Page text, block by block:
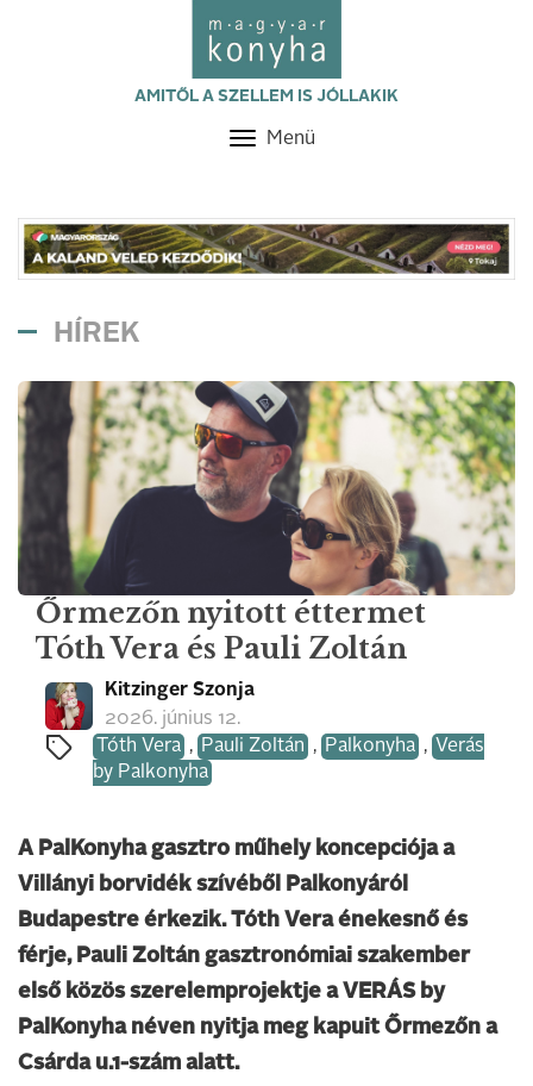
AMITŐL A SZELLEM IS JÓLLAKIK
Toggle
Menü
HÍREK
Őrmezőn nyitott éttermet
Tóth Vera és Pauli Zoltán
Kitzinger Szonja
2026. június 12.
Tóth Vera , Pauli Zoltán , Palkonyha , Verás
by Palkonyha
A PalKonyha gasztro műhely koncepciója a
Villányi borvidék szívéből Palkonyáról
Budapestre érkezik. Tóth Vera énekesnő és
férje, Pauli Zoltán gasztronómiai szakember
első közös szerelemprojektje a VERÁS by
PalKonyha néven nyitja meg kapuit Őrmezőn a
Csárda u.1-szám alatt.